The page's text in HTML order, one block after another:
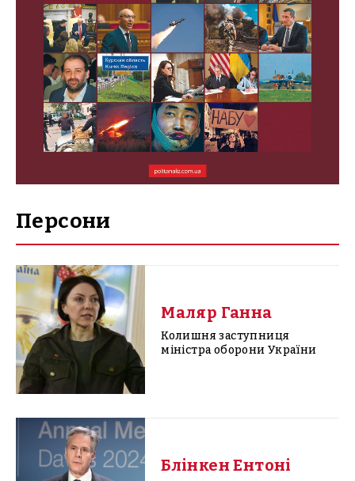
Персони
Маляр Ганна
Колишня заступниця
міністра оборони України
Блінкен Ентоні